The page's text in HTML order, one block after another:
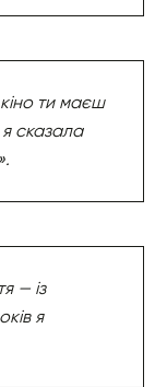
ти маєш
я сказала
— із
я